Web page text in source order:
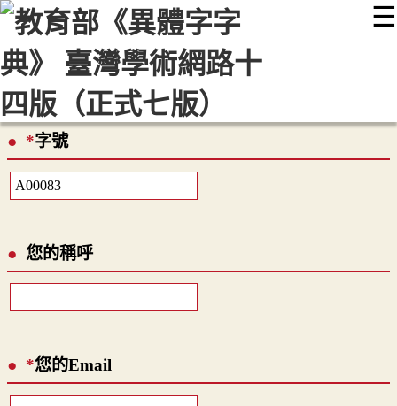
☰
::: 最新消息 常見問題 編輯說明
顯示模式
網站導覽
*字號
您的稱呼
*您的Email